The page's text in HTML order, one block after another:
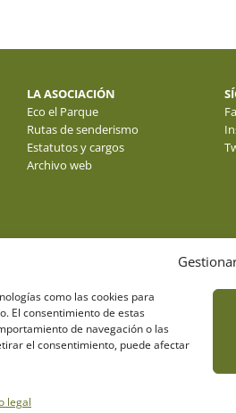
como las cookies para
El consentimiento de estas
de navegación o las
el consentimiento, puede afectar
legal
LA ASOCIACIÓN
Eco el Parque
Rutas de senderismo
Estatutos y cargos
Archivo web
© fotos : f. y j. gálvez -